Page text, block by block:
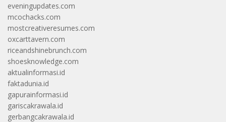
eveningupdates.com
mcochacks.com
mostcreativeresumes.com
oxcarttavern.com
riceandshinebrunch.com
shoesknowledge.com
aktualinformasi.id
faktadunia.id
gapurainformasi.id
gariscakrawala.id
gerbangcakrawala.id